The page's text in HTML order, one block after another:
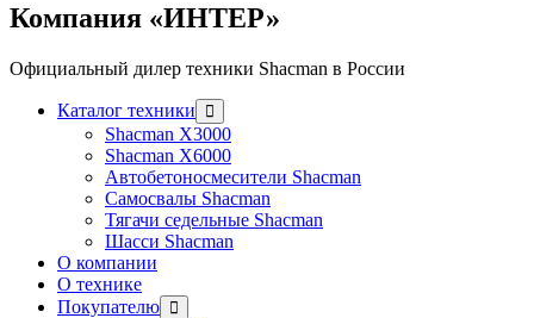
Компания «ИНТЕР»
Официальный дилер техники Shacman в России
Каталог техники
Shacman X3000
Shacman X6000
Автобетоносмесители Shacman
Самосвалы Shacman
Тягачи седельные Shacman
Шасси Shacman
О компании
О технике
Покупателю